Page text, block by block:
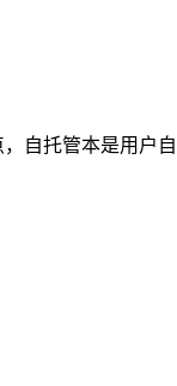
自托管本是用户